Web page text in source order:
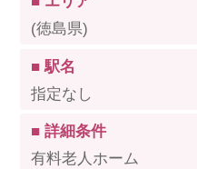
派遣で働く
介護の資格取得に
(徳島県)
■ 駅名
指定なし
■ 詳細条件
有料老人ホーム